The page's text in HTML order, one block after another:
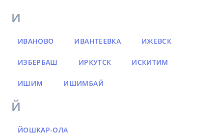
И
ИВАНОВО ИВАНТЕЕВКА ИЖЕВСК
ИЗБЕРБАШ ИРКУТСК ИСКИТИМ
ИШИМ ИШИМБАЙ
Й
ЙОШКАР-ОЛА